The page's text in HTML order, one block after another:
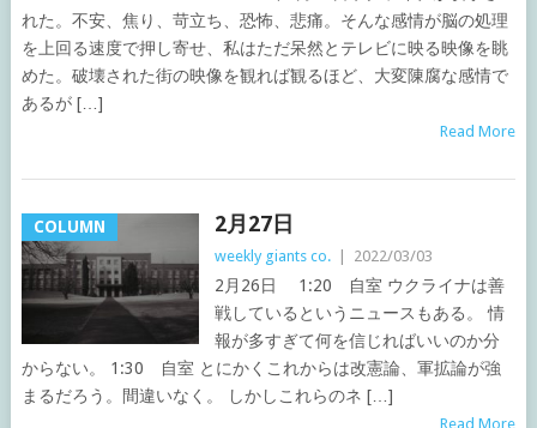
れた。不安、焦り、苛立ち、恐怖、悲痛。そんな感情が脳の処理
を上回る速度で押し寄せ、私はただ呆然とテレビに映る映像を眺
めた。破壊された街の映像を観れば観るほど、大変陳腐な感情で
あるが […]
Read More
COLUMN 2月27日
weekly giants co. 2022/03/03
2月26日 1:20 自室 ウクライナは善
戦しているというニュースもある。 情
報が多すぎて何を信じればいいのか分
からない。 1:30 自室 とにかくこれからは改憲論、軍拡論が強
まるだろう。間違いなく。 しかしこれらのネ […]
Read More